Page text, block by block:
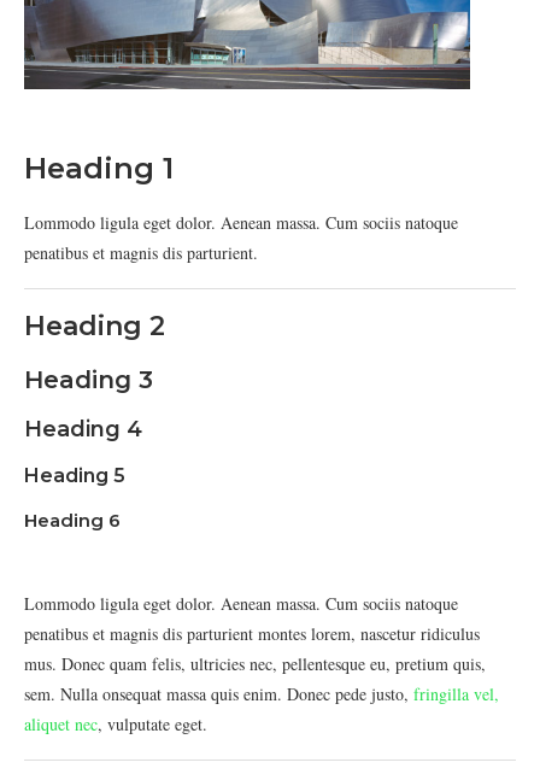
Heading 1
Lommodo ligula eget dolor. Aenean massa. Cum sociis natoque
penatibus et magnis dis parturient.
Heading 2
Heading 3
Heading 4
Heading 5
Heading 6
Lommodo ligula eget dolor. Aenean massa. Cum sociis natoque
penatibus et magnis dis parturient montes lorem, nascetur ridiculus
mus. Donec quam felis, ultricies nec, pellentesque eu, pretium quis,
sem. Nulla onsequat massa quis enim. Donec pede justo, fringilla vel,
aliquet nec, vulputate eget.